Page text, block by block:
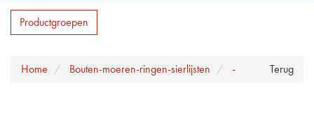
Productgroepen
Terug
Home Bouten-moeren-ringen-sierlijsten -